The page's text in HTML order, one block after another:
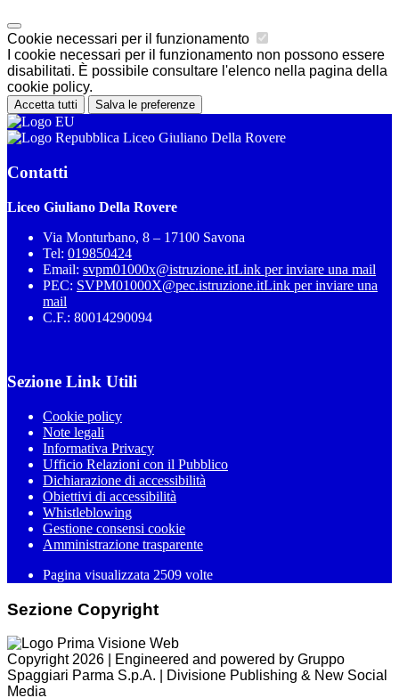
Cookie necessari per il funzionamento
I cookie necessari per il funzionamento non possono essere
disabilitati. È possibile consultare l'elenco nella pagina della
cookie policy.
Accetta tutti Salva le preferenze
Liceo Giuliano Della Rovere
Contatti
Liceo Giuliano Della Rovere
Via Monturbano, 8 – 17100 Savona
Tel: 019850424
Email: svpm01000x@istruzione.itLink per inviare una mail
PEC: SVPM01000X@pec.istruzione.itLink per inviare una
mail
C.F.: 80014290094
Sezione Link Utili
Cookie policy
Note legali
Informativa Privacy
Ufficio Relazioni con il Pubblico
Dichiarazione di accessibilità
Obiettivi di accessibilità
Whistleblowing
Gestione consensi cookie
Amministrazione trasparente
Pagina visualizzata 2509 volte
Sezione Copyright
Copyright 2026 | Engineered and powered by Gruppo
Spaggiari Parma S.p.A. | Divisione Publishing & New Social
Media